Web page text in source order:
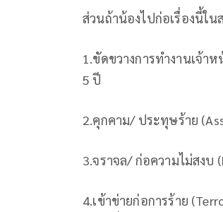
ส่วนถ้าน้องไปก่อเรื่องนี้ใ
1.ขัดขวางการทำงานเจ้
5 ปี
2.คุกคาม/ ประทุษร้าย
3.จราจล/ ก่อความไม่สงบ
4.เข้าข่ายก่อการร้าย